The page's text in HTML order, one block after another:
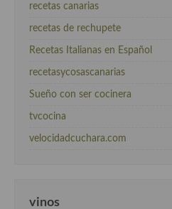
recetas canarias
recetas de rechupete
Recetas Italianas en Español
recetasycosascanarias
Sueño con ser cocinera
tvcocina
velocidadcuchara.com
vinos